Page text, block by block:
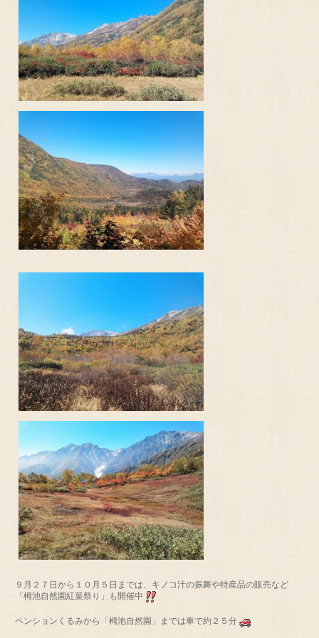
９月２７日から１０月５日までは、キノコ汁の振舞や特産品の販売など
「栂池自然園紅葉祭り」も開催中
ペンションくるみから「栂池自然園」までは車で約２５分